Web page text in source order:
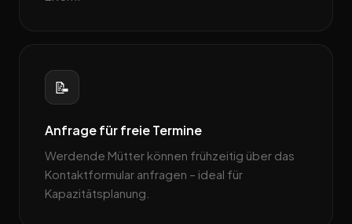
📝
Anfrage für freie Termine
Werdende Mütter können frühzeitig über das
Kontaktformular anfragen – ideal für
Kapazitätsplanung.